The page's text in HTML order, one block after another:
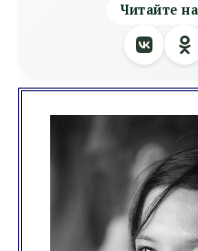
Читайте